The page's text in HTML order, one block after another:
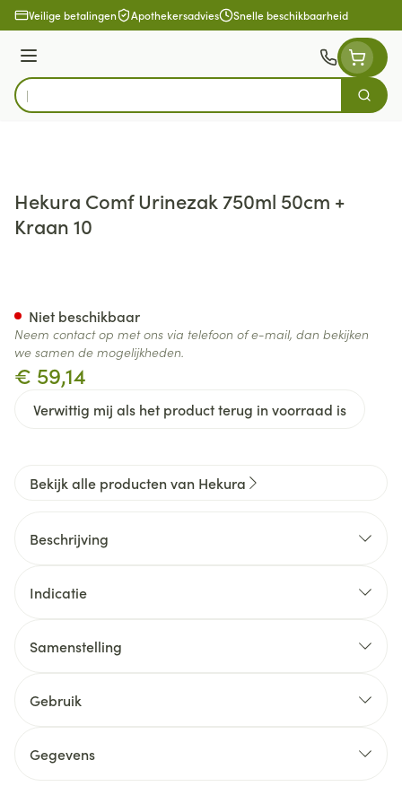
Ga naar de inhoud
Veilige betalingen Apothekersadvies Snelle beschikbaarheid
Menu
Product, merk, categorie...
Zoek
Hekura Comf Urinezak 750ml 50cm +
Kraan 10
€ 59,14
Verwittig mij als het product terug in voorraad is
Niet beschikbaar
Neem contact op met ons via telefoon of e-mail, dan bekijken
we samen de mogelijkheden.
Bekijk alle producten van Hekura
Beschrijving
Indicatie
Samenstelling
Gebruik
Gegevens